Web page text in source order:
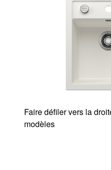
Faire défiler vers la
modèles